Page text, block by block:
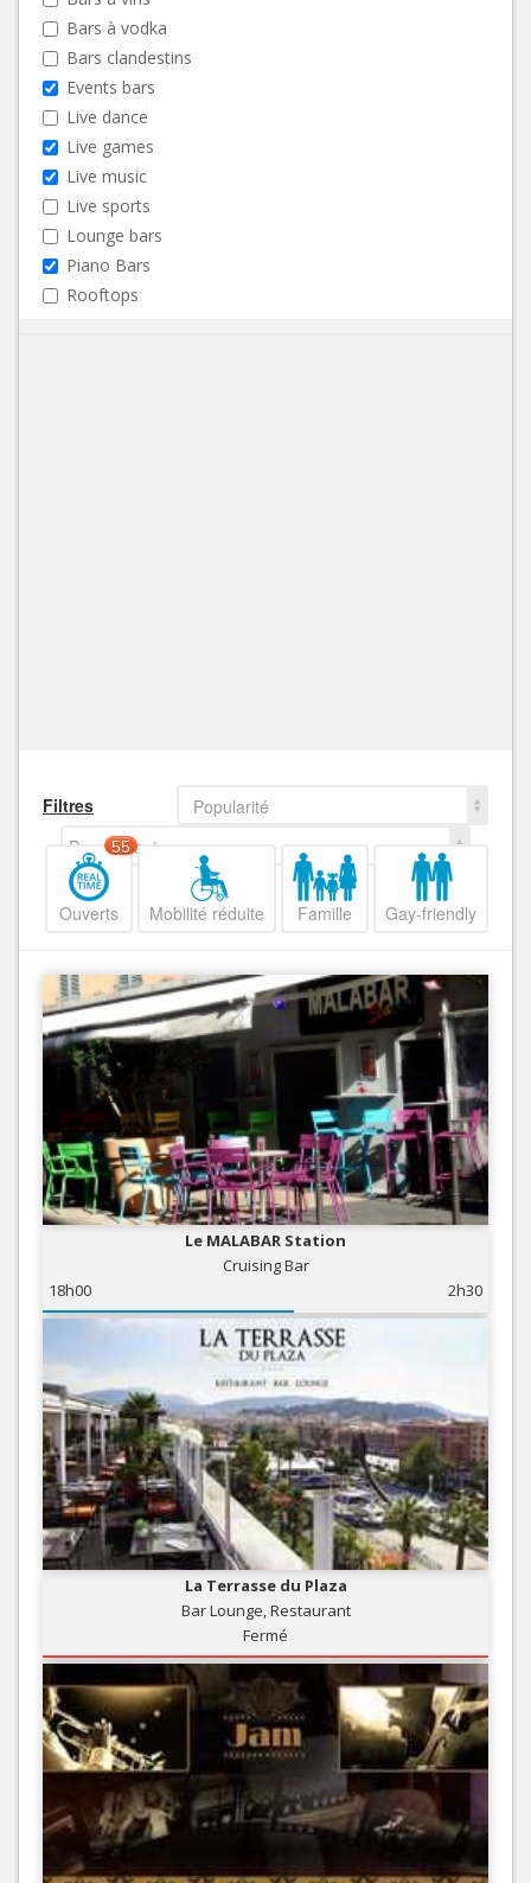
Bars à vodka
Bars clandestins
Events bars
Live dance
Live games
Live music
Live sports
Lounge bars
Piano Bars
Rooftops
Filtres
Popularité
Decroissant
Ouverts
55
Mobilité réduite Famille Gay-friendly
Le MALABAR Station
Cruising Bar
18h00
2h30
La Terrasse du Plaza
Bar Lounge, Restaurant
Fermé